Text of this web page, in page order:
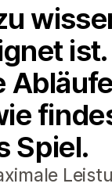
Spiel.